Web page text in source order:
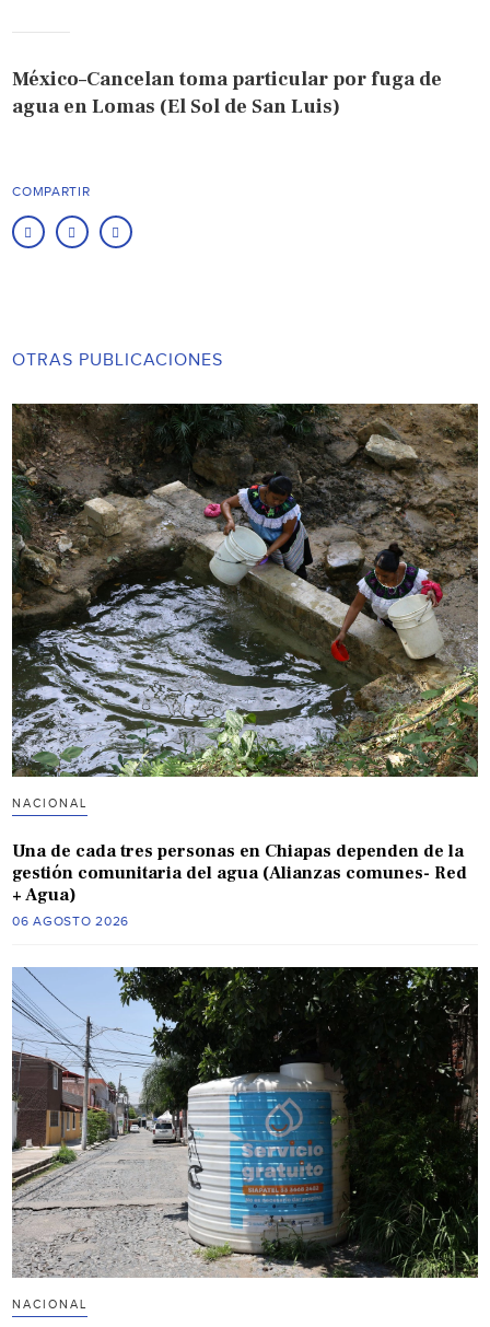
México–Cancelan toma particular por fuga de
agua en Lomas (El Sol de San Luis)
COMPARTIR
OTRAS PUBLICACIONES
NACIONAL
Una de cada tres personas en Chiapas dependen de la
gestión comunitaria del agua (Alianzas comunes- Red
+ Agua)
06 AGOSTO 2026
NACIONAL